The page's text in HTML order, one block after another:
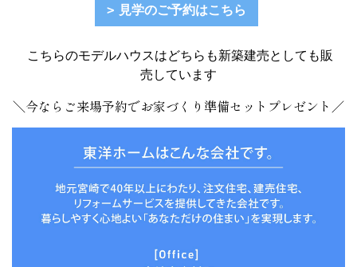
見学のご予約はこちら
こちらのモデルハウスはどちらも新築建売としても販
売しています
＼今ならご来場予約でお家づくり準備セットプレゼント／